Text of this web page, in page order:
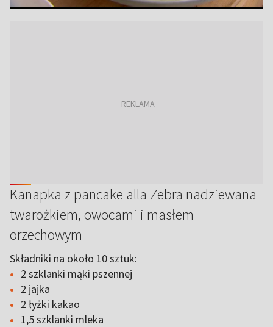
Kanapka z pancake alla Zebra nadziewana
twarożkiem, owocami i masłem
orzechowym
Składniki na około 10 sztuk:
2 szklanki mąki pszennej
2 jajka
2 łyżki kakao
1,5 szklanki mleka